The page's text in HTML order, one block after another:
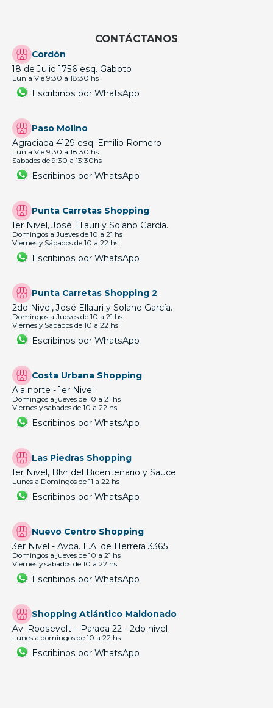
CONTÁCTANOS
Cordón
18 de Julio 1756 esq. Gaboto
Lun a Vie 9:30 a 18:30 hs
Escribinos por WhatsApp
Paso Molino
Agraciada 4129 esq. Emilio Romero
Lun a Vie 9:30 a 18:30 hs
Sabados de 9:30 a 13:30hs
Escribinos por WhatsApp
Punta Carretas Shopping
1er Nivel, José Ellauri y Solano García.
Domingos a Jueves de 10 a 21 hs
Viernes y Sábados de 10 a 22 hs
Escribinos por WhatsApp
Punta Carretas Shopping 2
2do Nivel, José Ellauri y Solano García.
Domingos a Jueves de 10 a 21 hs
Viernes y Sábados de 10 a 22 hs
Escribinos por WhatsApp
Costa Urbana Shopping
Ala norte - 1er Nivel
Domingos a jueves de 10 a 21 hs
Viernes y sabados de 10 a 22 hs
Escribinos por WhatsApp
Las Piedras Shopping
1er Nivel, Blvr del Bicentenario y Sauce
Lunes a Domingos de 11 a 22 hs
Escribinos por WhatsApp
Nuevo Centro Shopping
3er Nivel - Avda. L.A. de Herrera 3365
Domingos a jueves de 10 a 21 hs
Viernes y sabados de 10 a 22 hs
Escribinos por WhatsApp
Shopping Atlántico Maldonado
Av. Roosevelt – Parada 22 - 2do nivel
Lunes a domingos de 10 a 22 hs
Escribinos por WhatsApp